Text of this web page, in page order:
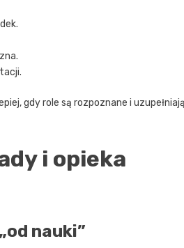
gdy role są rozpoznane i
i opieka
nauki”